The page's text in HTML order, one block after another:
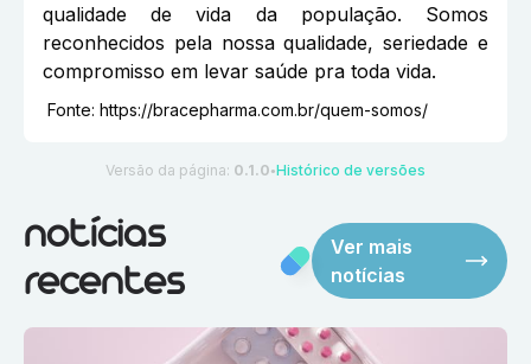
qualidade de vida da população. Somos
reconhecidos pela nossa qualidade, seriedade e
compromisso em levar saúde pra toda vida.
Fonte: https://bracepharma.com.br/quem-somos/
Versão da página: 0.1.0 ●Histórico de versões
notícias
recentes
Ver mais
notícias